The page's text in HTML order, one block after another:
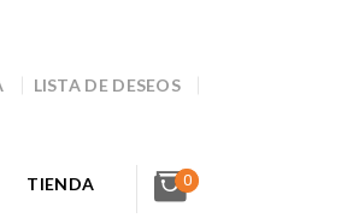
LISTA DE DESEOS
TIENDA 0